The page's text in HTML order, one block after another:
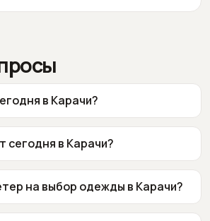
в Карачи?
сегодня в Карачи?
на выбор одежды в Карачи?